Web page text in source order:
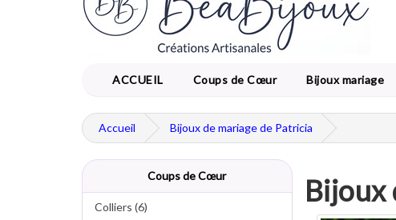
ACCUEIL Coups de Cœur Bijoux mariage
Accueil Bijoux de mariage de Patricia
Coups de Cœur
Colliers (6) Bijoux